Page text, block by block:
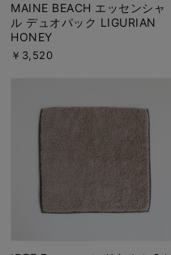
MAINE BEACH エッセンシャ
ル デュオパック LIGURIAN
HONEY
￥3,520